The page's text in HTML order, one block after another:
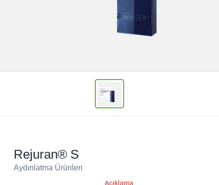
Rejuran® S
Aydınlatma Ürünleri
Açıklama